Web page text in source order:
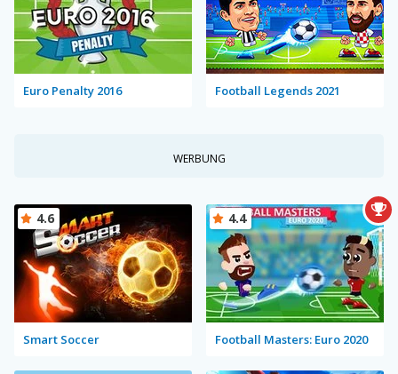
Euro Penalty 2016 Football Legends 2021
WERBUNG
Smart Soccer
4.6
Football Masters: Euro 2020
4.4